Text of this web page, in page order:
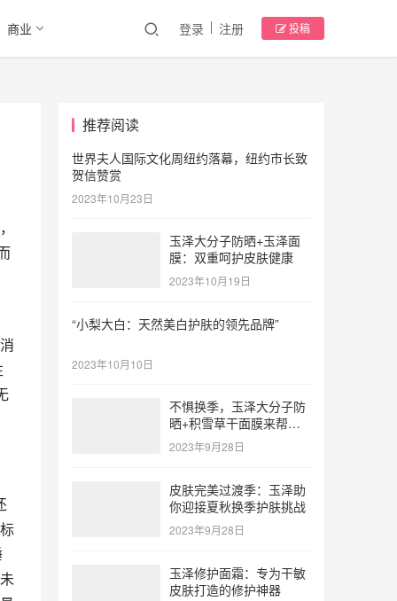
商业 登录 注册 投稿
推荐阅读
世界夫人国际文化周纽约落幕，纽约市长致
贺信赞赏
2023年10月23日
玉泽大分子防晒+玉泽面
膜：双重呵护皮肤健康
2023年10月19日
“小梨大白：天然美白护肤的领先品牌”
2023年10月10日
不惧换季，玉泽大分子防
晒+积雪草干面膜来帮
忙！
2023年9月28日
皮肤完美过渡季：玉泽助
你迎接夏秋换季护肤挑战
2023年9月28日
玉泽修护面霜：专为干敏
皮肤打造的修护神器